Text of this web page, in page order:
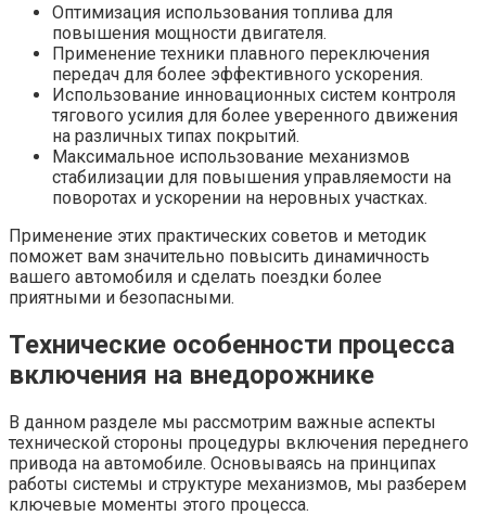
Оптимизация использования топлива для
повышения мощности двигателя.
Применение техники плавного переключения
передач для более эффективного ускорения.
Использование инновационных систем контроля
тягового усилия для более уверенного движения
на различных типах покрытий.
Максимальное использование механизмов
стабилизации для повышения управляемости на
поворотах и ускорении на неровных участках.
Применение этих практических советов и методик
поможет вам значительно повысить динамичность
вашего автомобиля и сделать поездки более
приятными и безопасными.
Технические особенности процесса
включения на внедорожнике
В данном разделе мы рассмотрим важные аспекты
технической стороны процедуры включения переднего
привода на автомобиле. Основываясь на принципах
работы системы и структуре механизмов, мы разберем
ключевые моменты этого процесса.